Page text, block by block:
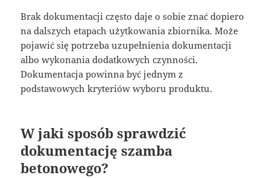
Brak dokumentacji często daje o sobie znać dopiero
na dalszych etapach użytkowania zbiornika. Może
pojawić się potrzeba uzupełnienia dokumentacji
albo wykonania dodatkowych czynności.
Dokumentacja powinna być jednym z
podstawowych kryteriów wyboru produktu.
W jaki sposób sprawdzić
dokumentację szamba
betonowego?